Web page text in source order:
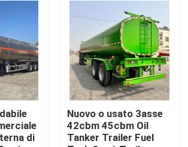
di
Nuovo o usato 3asse
42cbm 45cbm Oil
Tanker Trailer Fuel